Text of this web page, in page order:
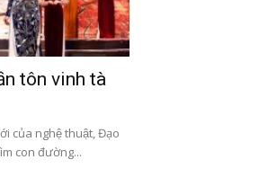
tôn vinh tà
của nghệ thuật, Đạo
con đường...